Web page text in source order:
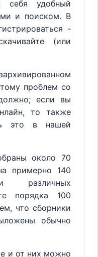
себя удобный
и поиском. В
-
(или
проблем со
если вы
то также
это в нашей
около 70
примерно 140
различных
порядка 100
что сборники
обычно
и от них можно